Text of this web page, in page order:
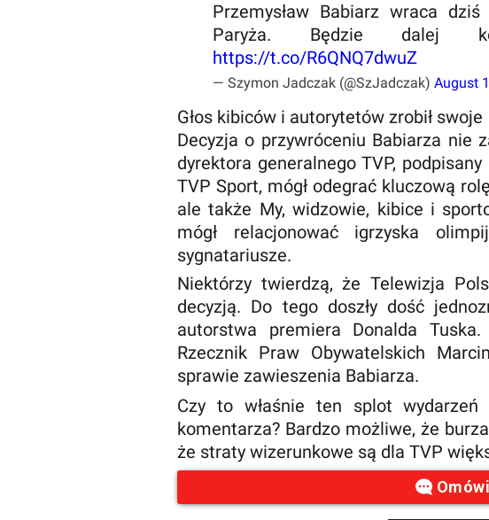
Przemysław Babiarz wraca
Paryża. Będzie dalej
https://t.co/R6QNQ7dwuZ
— Szymon Jadczak (@SzJadczak) August
Głos kibiców i autorytetów zrobił swoje
Decyzja o przywróceniu Babiarza nie
dyrektora generalnego TVP,
TVP Sport, mógł odegrać kluczową
ale także My, widzowie, kibice i
mógł relacjonować igrzyska
sygnatariusze.
Niektórzy twierdzą, że Telewizja
decyzją. Do tego doszły dość
autorstwa premiera Donalda
Rzecznik Praw Obywatelskich
sprawie zawieszenia Babiarza.
Czy to właśnie ten splot wydarzeń
komentarza? Bardzo możliwe, że
że straty wizerunkowe są dla TVP